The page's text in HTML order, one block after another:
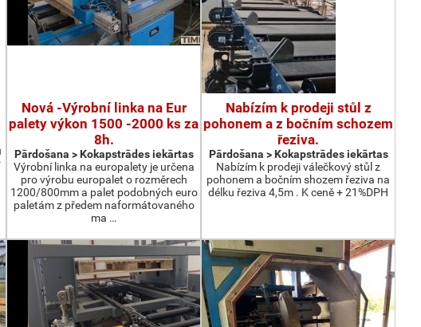
Nová -Výrobní linka na Eur
palety výkon 1500 -2000 ks za
8h.
Pārdošana > Kokapstrādes iekārtas
Výrobní linka na europalety je určena
pro výrobu europalet o rozměrech
1200/800mm a palet podobných euro
paletám z předem naformátovaného
ma …
Nabízím k prodeji stůl z
pohonem a z bočním schozem
řeziva.
Pārdošana > Kokapstrādes iekārtas
Nabízím k prodeji válečkový stůl z
pohonem a bočním shozem řeziva na
délku řeziva 4,5m . K ceně + 21%DPH